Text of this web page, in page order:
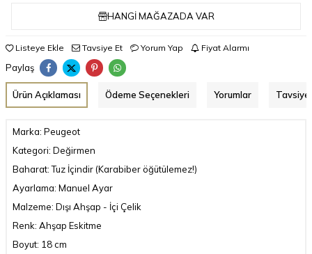
HANGI MAĞAZADA VAR
Listeye Ekle Tavsiye Et Yorum Yap Fiyat Alarmı
Paylaş
Ürün Açıklaması Ödeme Seçenekleri Yorumlar Tavsiye
Marka: Peugeot
Kategori: Değirmen
Baharat: Tuz İçindir (Karabiber öğütülemez!)
Ayarlama: Manuel Ayar
Malzeme: Dışı Ahşap - İçi Çelik
Renk: Ahşap Eskitme
Boyut: 18 cm